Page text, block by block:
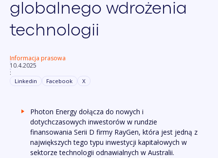
globalnego wdrożenia
technologii
Informacja prasowa
10.4.2025
:
Linkedin Facebook X
Photon Energy dołącza do nowych i
dotychczasowych inwestorów w rundzie
finansowania Serii D firmy RayGen, która jest jedną z
największych tego typu inwestycji kapitałowych w
sektorze technologii odnawialnych w Australii.